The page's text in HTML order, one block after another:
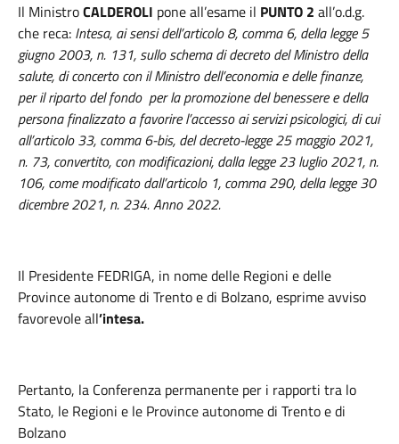
Il MinistroCALDEROLI pone all’esame il PUNTO 2 all’o.d.g.
che reca: Intesa, ai sensi dell’articolo 8, comma 6, della legge 5
giugno 2003, n. 131, sullo schema di decreto del Ministro della
salute, di concerto con il Ministro dell’economia e delle finanze,
per il riparto del fondo per la promozione del benessere e della
persona finalizzato a favorire l’accesso ai servizi psicologici, di cui
all’articolo 33, comma 6-bis, del decreto-legge 25 maggio 2021,
n. 73, convertito, con modificazioni, dalla legge 23 luglio 2021, n.
106, come modificato dall’articolo 1, comma 290, della legge 30
dicembre 2021, n. 234. Anno 2022.
Il Presidente FEDRIGA, in nome delle Regioni e delle
Province autonome di Trento e di Bolzano, esprime avviso
favorevole all’intesa.
Pertanto, la Conferenza permanente per i rapporti tra lo
Stato, le Regioni e le Province autonome di Trento e di
Bolzano